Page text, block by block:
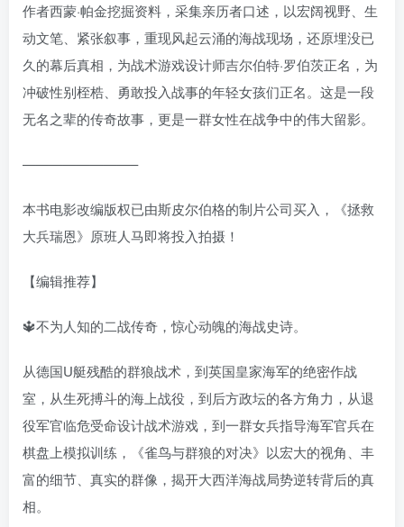
作者西蒙·帕金挖掘资料，采集亲历者口述，以宏阔视野、生
动文笔、紧张叙事，重现风起云涌的海战现场，还原埋没已
久的幕后真相，为战术游戏设计师吉尔伯特·罗伯茨正名，为
冲破性别桎梏、勇敢投入战事的年轻女孩们正名。这是一段
无名之辈的传奇故事，更是一群女性在战争中的伟大留影。
————————–
本书电影改编版权已由斯皮尔伯格的制片公司买入，《拯救
大兵瑞恩》原班人马即将投入拍摄！
【编辑推荐】
🔱不为人知的二战传奇，惊心动魄的海战史诗。
从德国U艇残酷的群狼战术，到英国皇家海军的绝密作战
室，从生死搏斗的海上战役，到后方政坛的各方角力，从退
役军官临危受命设计战术游戏，到一群女兵指导海军官兵在
棋盘上模拟训练，《雀鸟与群狼的对决》以宏大的视角、丰
富的细节、真实的群像，揭开大西洋海战局势逆转背后的真
相。